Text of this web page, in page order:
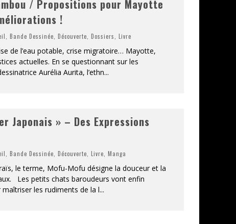
/ Propositions pour Mayotte
!
,Bande Dessinée ,Découverte ,Dossiers ,Livre
de l’eau potable, crise migratoire… Mayotte,
actuelles. En se questionnant sur les
Aurélia Aurita, l’ethn...
Japonais » – Des Expressions
,Bande Dessinée ,Découverte ,Livre ,Manga
le terme, Mofu-Mofu désigne la douceur et la
Les petits chats baroudeurs vont enfin
les rudiments de la l...